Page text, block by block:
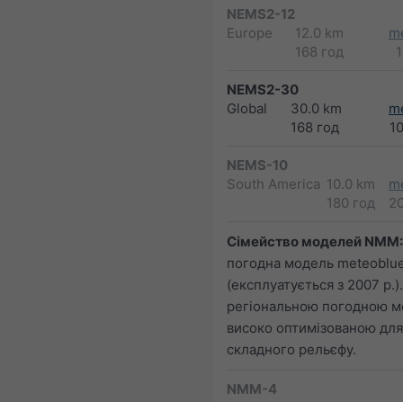
NEMS2-12
Europe
12.0 km
168 год
NEMS2-30
Global
30.0 km
168 год
NEMS-10
South America 10.0 km
180 год
Сімейство моделей NMM:
погодна модель
(експлуатується з 2007
регіональною погодною
високо оптимізованою для
складного рельєфу.
NMM-4